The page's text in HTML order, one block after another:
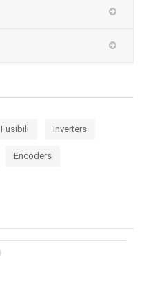
Fusibili Inverters
Encoders